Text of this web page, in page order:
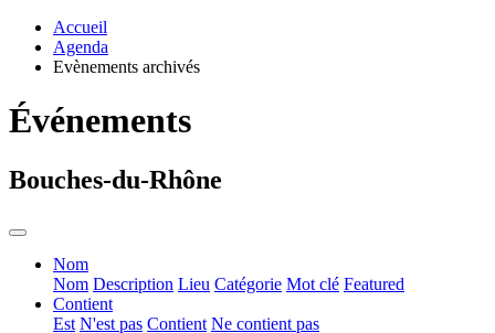
Accueil
Agenda
Evènements archivés
Événements
Bouches-du-Rhône
Nom
Nom Description Lieu Catégorie Mot clé Featured
Contient
Est N'est pas Contient Ne contient pas